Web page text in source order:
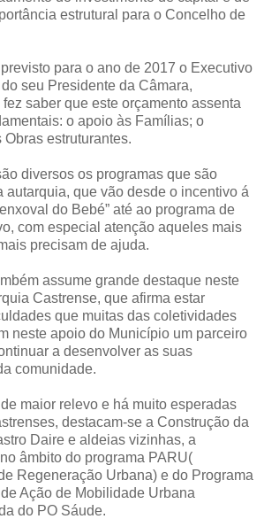
estrutural para o Concelho de
para o ano de 2017 o Executivo
seu Presidente da Câmara,
saber que este orçamento assenta
o apoio às Famílias; o
estruturantes.
diversos os programas que são
autarquia, que vão desde o incentivo á
do Bebé” até ao programa de
com especial atenção aqueles mais
precisam de ajuda.
assume grande destaque neste
Castrense, que afirma estar
que muitas das coletividades
neste apoio do Município um parceiro
a desenvolver as suas
comunidade.
maior relevo e há muito esperadas
destacam-se a Construção da
Daire e aldeias vizinhas, a
âmbito do programa PARU(
Regeneração Urbana) e do Programa
Ação de Mobilidade Urbana
do PO Sáude.